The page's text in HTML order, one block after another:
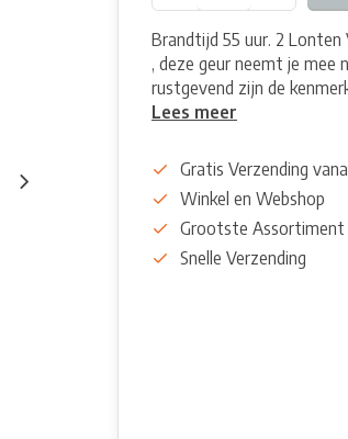
Brandtijd 55 uur. 2 Lonten
, deze geur neemt je mee
rustgevend zijn de
Lees meer
Gratis Verzending
Winkel en Webshop
Grootste Assortiment
Snelle Verzending